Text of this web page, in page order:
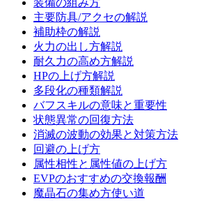
装備の組み方
主要防具/アクセの解説
補助枠の解説
火力の出し方解説
耐久力の高め方解説
HPの上げ方解説
多段化の種類解説
バフスキルの意味と重要性
状態異常の回復方法
消滅の波動の効果と対策方法
回避の上げ方
属性相性と属性値の上げ方
EVPのおすすめの交換報酬
魔晶石の集め方使い道